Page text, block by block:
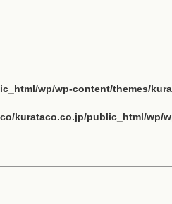
wp/wp-content/themes/
kurataco.co.jp/public_html/wp/